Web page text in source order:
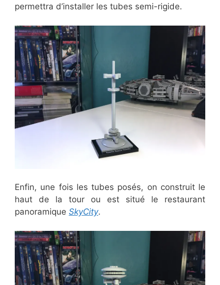
permettra d’installer les tubes semi-rigide.
Enfin, une fois les tubes posés, on construit le
haut de la tour ou est situé le restaurant
panoramique SkyCity.